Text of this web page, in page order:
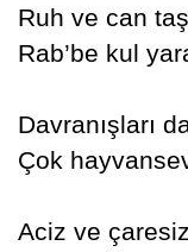
Ruh ve can
Rab’be kul
Davranışları
Çok
Aciz ve